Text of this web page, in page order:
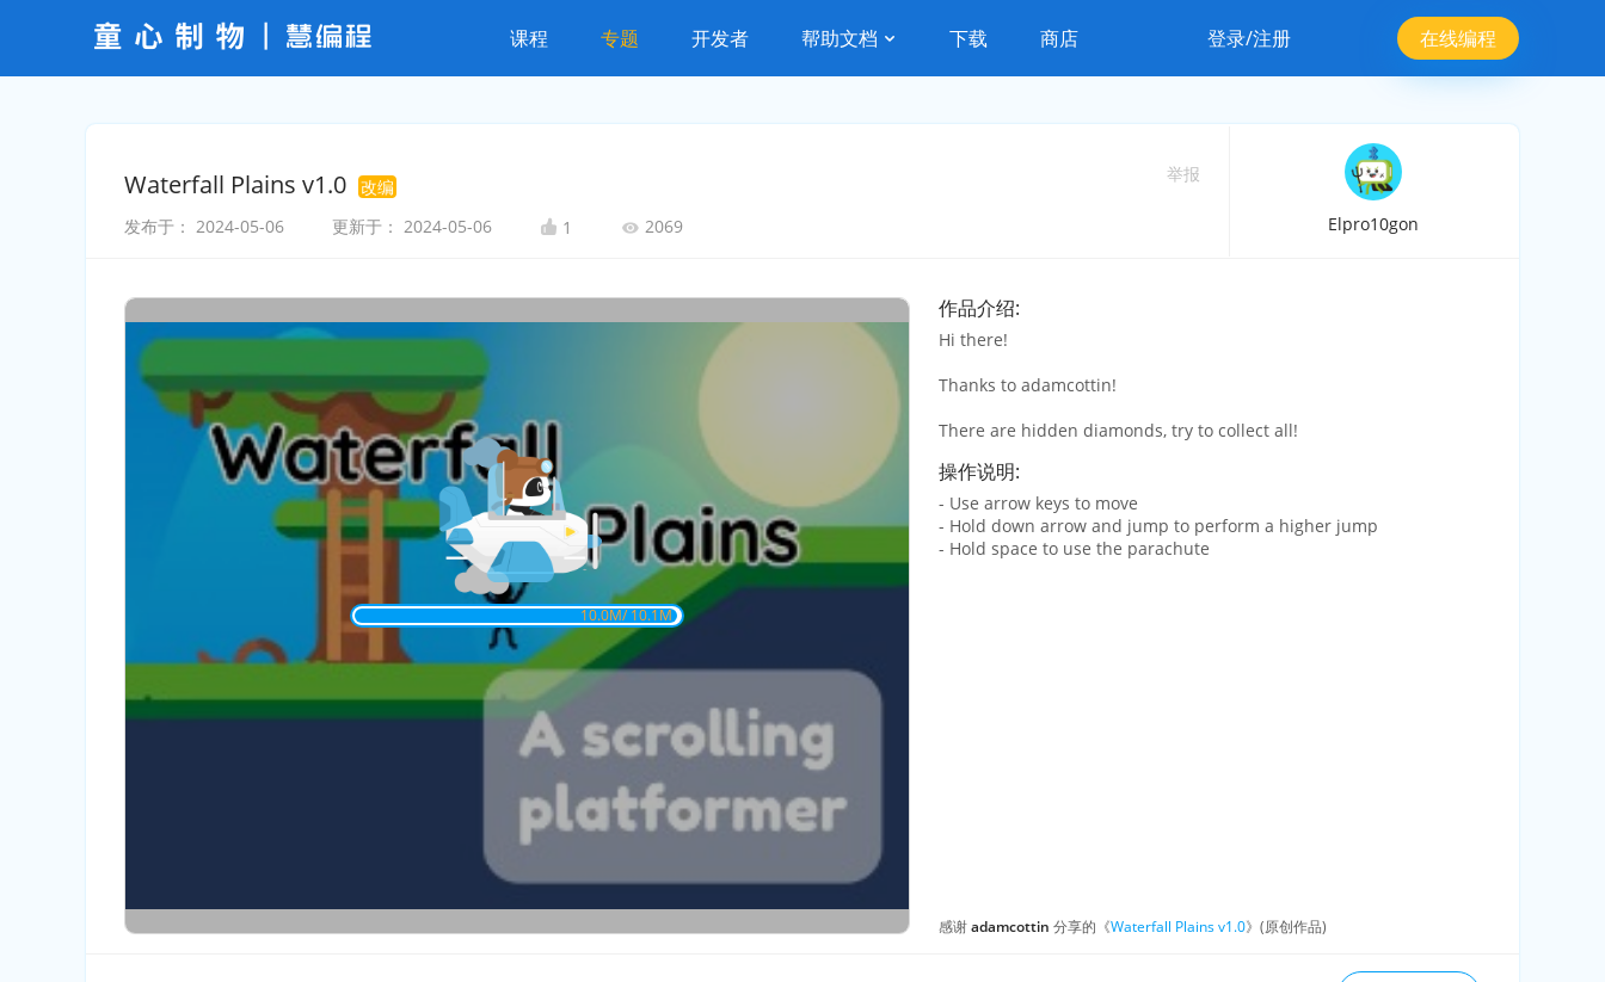
课程 专题 开发者 帮助文档 下载 商店 登录/注册 在线编程
Waterfall Plains v1.0 改编
举报
发布于： 2024-05-06 更新于： 2024-05-06 1 2069 Elpro10gon
10.0M/10.1M
作品介绍:
Hi there!
Thanks to adamcottin!
There are hidden diamonds, try to collect all!
操作说明:
- Use arrow keys to move
- Hold down arrow and jump to perform a higher jump
- Hold space to use the parachute
感谢adamcottin 分享的《Waterfall Plains v1.0》(原创作品)